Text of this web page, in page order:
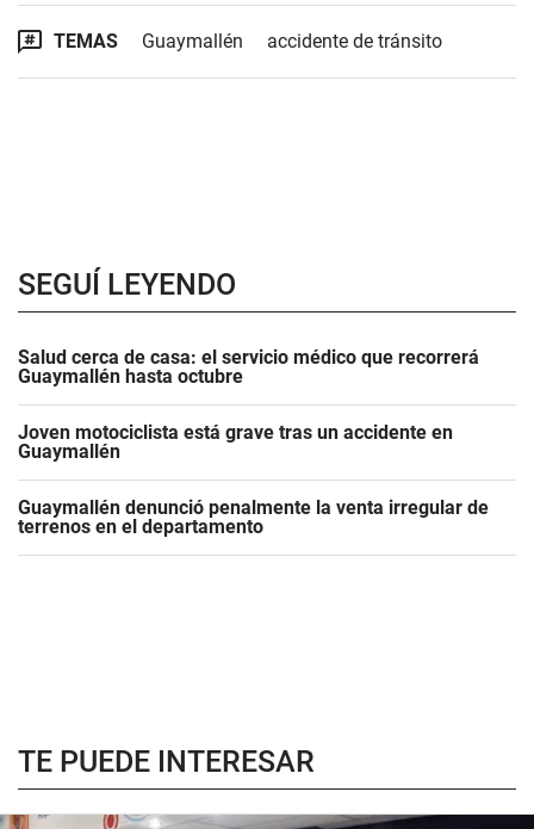
TEMAS Guaymallén accidente de tránsito
SEGUÍ LEYENDO
Salud cerca de casa: el servicio médico que recorrerá
Guaymallén hasta octubre
Joven motociclista está grave tras un accidente en
Guaymallén
Guaymallén denunció penalmente la venta irregular de
terrenos en el departamento
TE PUEDE INTERESAR